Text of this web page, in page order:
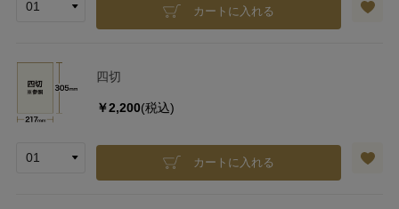
カートに入れる
四切
￥2,200(税込)
カートに入れる